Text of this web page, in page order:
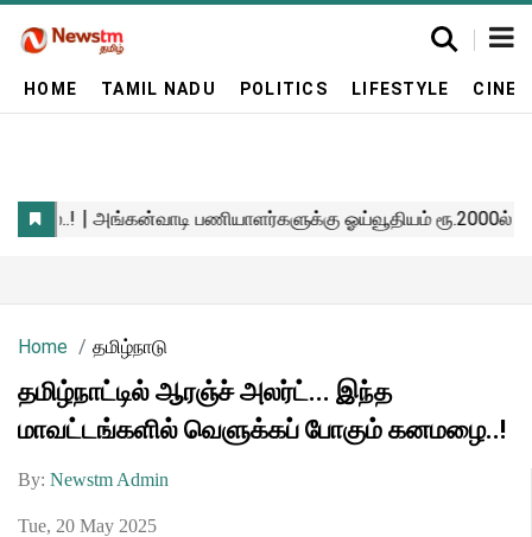
HOME TAMIL NADU POLITICS LIFESTYLE
Home தமிழ்நாடு
தமிழ்நாட்டில் ஆரஞ்ச் அலர்ட்... இந்த
மாவட்டங்களில் வெளுக்கப் போகும் கனமழை..!
By: Newstm Admin
Tue, 20 May 2025